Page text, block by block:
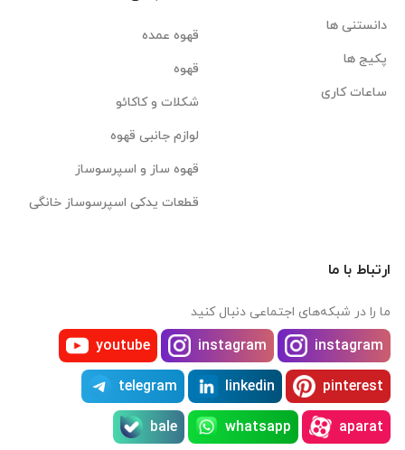
دانستنی ها
پکیج ها
ساعات کاری
قهوه عمده
قهوه
شکلات و کاکائو
لوازم جانبی قهوه
قهوه ساز و اسپرسوساز
قطعات یدکی اسپرسوساز خانگی
ارتباط با ما
ما را در شبکه‌های اجتماعی دنبال کنید
instagram
instagram
youtube
pinterest
linkedin
telegram
aparat
whatsapp
bale